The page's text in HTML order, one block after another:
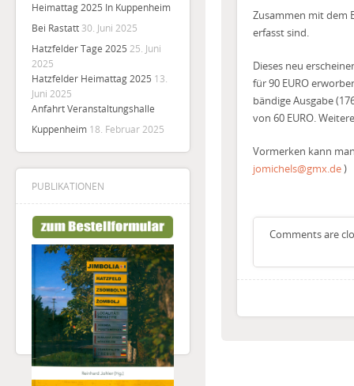
Heimattag 2025 In Kuppenheim
Bei Rastatt 30. Juni 2025
Hatzfelder Tage 2025 25. Juni
2025
Hatzfelder Heimattag 2025 13.
Juni 2025
Anfahrt Veranstaltungshalle
Kuppenheim 18. Februar 2025
PUBLIKATIONEN
Zusammen mit dem
erfasst sind.
Dieses neu
für 90 EURO
bändige Ausgabe
von 60 EURO.
Vormerken kann
jomichels@gmx.de)
Comments are